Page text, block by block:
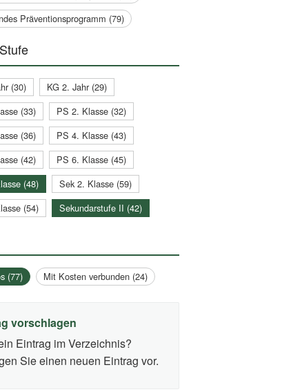
Präventionsprogramm (79)
(30)
KG 2. Jahr (29)
(33)
PS 2. Klasse (32)
(36)
PS 4. Klasse (43)
(42)
PS 6. Klasse (45)
(48)
Sek 2. Klasse (59)
(54)
Sekundarstufe II (42)
(77) Mit Kosten verbunden (24)
vorschlagen
Eintrag im Verzeichnis?
Sie einen neuen Eintrag vor.